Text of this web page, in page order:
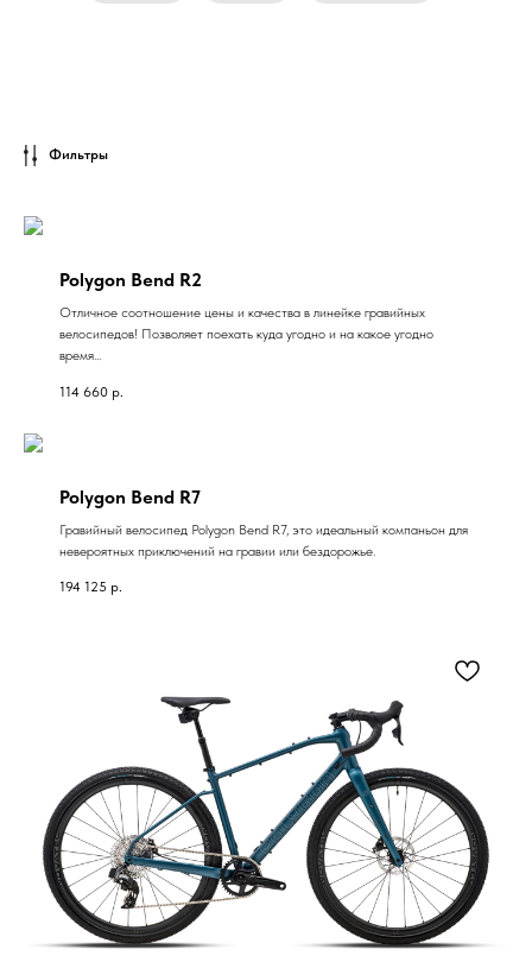
Фильтры
Polygon Bend R2
Отличное соотношение цены и качества в линейке гравийных
велосипедов! Позволяет поехать куда угодно и на какое угодно
время...
114 660 р.
Polygon Bend R7
Гравийный велосипед Polygon Bend R7, это идеальный компаньон для
невероятных приключений на гравии или бездорожье.
194 125 р.